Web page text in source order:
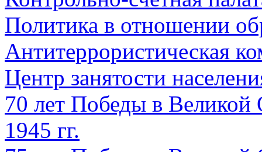
Политика в отношении
Антитеррористическая
Центр занятости
70 лет Победы в Великой
1945 гг.